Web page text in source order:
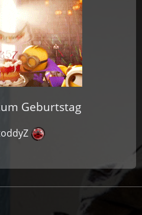
Geburtstag